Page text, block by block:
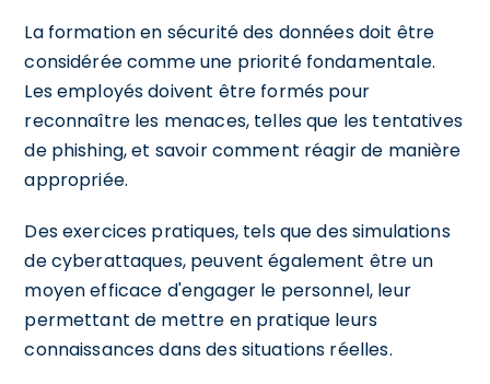
La formation en sécurité des données doit être
considérée comme une priorité fondamentale.
Les employés doivent être formés pour
reconnaître les menaces, telles que les tentatives
de phishing, et savoir comment réagir de manière
appropriée.
Des exercices pratiques, tels que des simulations
de cyberattaques, peuvent également être un
moyen efficace d'engager le personnel, leur
permettant de mettre en pratique leurs
connaissances dans des situations réelles.